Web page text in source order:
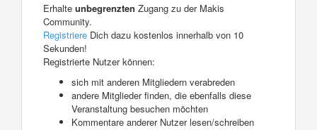
Erhalte unbegrenzten Zugang zu der Makis
Community.
Registriere Dich dazu kostenlos innerhalb von 10
Sekunden!
Registrierte Nutzer können:
sich mit anderen Mitgliedern verabreden
andere Mitglieder finden, die ebenfalls diese
Veranstaltung besuchen möchten
Kommentare anderer Nutzer lesen/schreiben